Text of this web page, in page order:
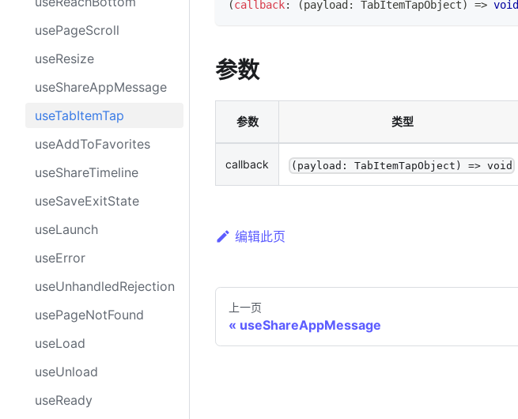
usePageScroll
useResize
useShareAppMessage
useTabItemTap
useAddToFavorites
useShareTimeline
useSaveExitState
useLaunch
useError
useUnhandledRejection
usePageNotFound
useLoad
useUnload
useReady
(callback: (payload : TabItemTapObject) => void
参数
参数 类型
callback (payload: TabItemTapObject) => void
编辑此页
上一页
useShareAppMessage